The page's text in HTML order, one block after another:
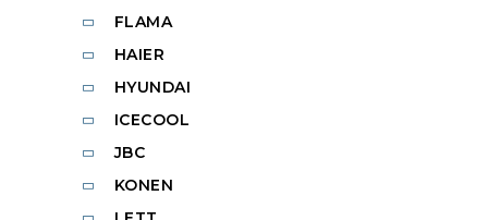
FLAMA
HAIER
HYUNDAI
ICECOOL
JBC
KONEN